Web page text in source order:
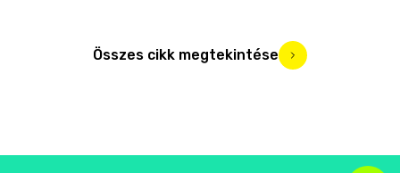
Összes cikk megtekintése